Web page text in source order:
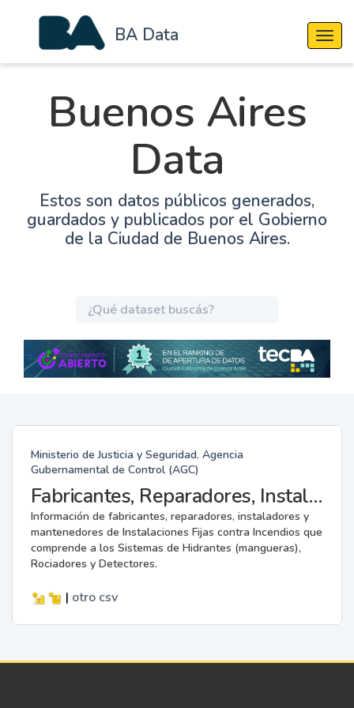
BA Data
Buenos Aires
Data
Estos son datos públicos generados,
guardados y publicados por el Gobierno
de la Ciudad de Buenos Aires.
Ministerio de Justicia y Seguridad. Agencia
Gubernamental de Control (AGC)
Fabricantes, Reparadores, Instaladores y Mantenedores de Instalaciones Fijas contra Incendios.
Información de fabricantes, reparadores, instaladores y
mantenedores de Instalaciones Fijas contra Incendios que
comprende a los Sistemas de Hidrantes (mangueras),
Rociadores y Detectores.
| otro csv